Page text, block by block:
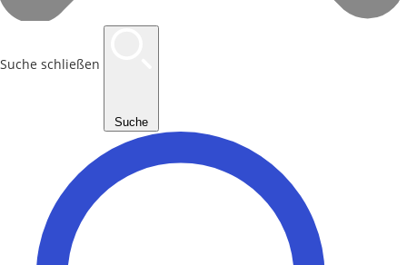
Suche schließen
Suche